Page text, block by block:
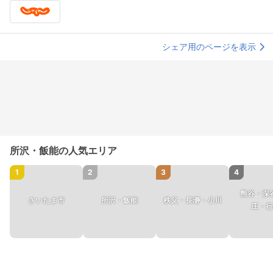
シェア用のページを表示
所沢・飯能の人気エリア
1
さいたま市
2
所沢・飯能
3
秩父・長瀞・小川
4
熊谷・深
庄・